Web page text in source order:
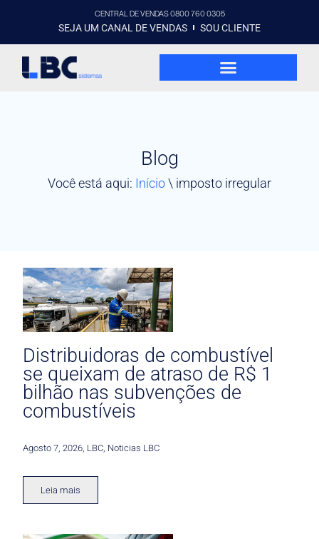
CENTRAL DE VENDAS 0800 760 0305
SEJA UM CANAL DE VENDAS SOU CLIENTE
Blog
Você está aqui: Início\ imposto irregular
Distribuidoras de combustível
se queixam de atraso de R$ 1
bilhão nas subvenções de
combustíveis
Agosto 7, 2026 LBC Noticias LBC
Leia mais